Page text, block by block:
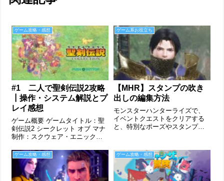
ゲーム攻略・感想
#1 二人で聖剣伝説2攻略
┃操作・システム解説とプ
レイ感想
ゲーム概要 ゲームタイトル：聖
剣伝説2 シークレット オブ マナ
制作：スクウェア・エニックス
ットフォーム：PS4、
Windows、PS Vita プレイ人数：
1～3人。オフラインマルチプレ
イ対応。画面は分...
ゲーム系お役立ち
【MHR】スタンプの吹き
出しの編集方法
モンスターハンターライズで、
イベントクエストをクリアする
と、特別なポーズやスタンプな
タンプを送るには、「チャット
メニュー」を使います。また
は、右下のアクションスライダ
ーに設定してすぐに...
ゲーム攻略・感想 ゲーム攻略・感想